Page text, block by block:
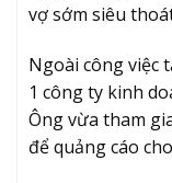
vợ sớm siêu
Ngoài công việc
1 công ty kinh
Ông vừa tham
để quảng cáo